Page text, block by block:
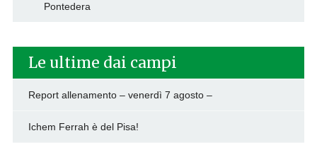
Pontedera
Le ultime dai campi
Report allenamento – venerdì 7 agosto –
Ichem Ferrah è del Pisa!